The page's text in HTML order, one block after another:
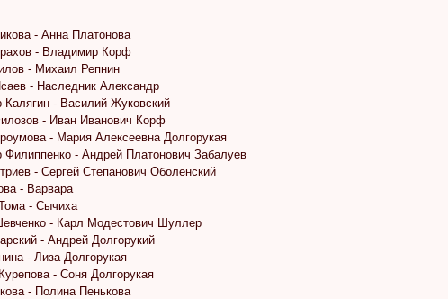
- Анна Платонова
- Владимир Корф
- Михаил Репнин
- Наследник Александр
Калягин - Василий Жуковский
- Иван Иванович Корф
- Мария Алексеевна Долгорукая
Филиппенко - Андрей Платонович Забалуев
- Сергей Степанович Оболенский
- Варвара
- Сычиха
- Карл Модестович Шуллер
- Андрей Долгорукий
- Лиза Долгорукая
- Соня Долгорукая
- Полина Пенькова